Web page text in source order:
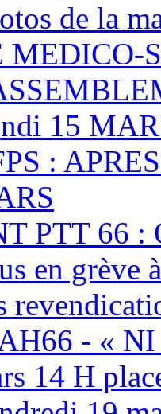
de la
MEDICO-
15
:
PTT 66 :
en grève
- «
14 H